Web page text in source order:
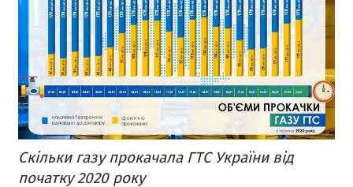
Скільки газу прокачала ГТС України від
початку 2020 року